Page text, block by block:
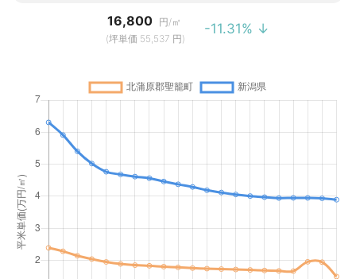
16,800 円/㎡
(坪単価 55,537 円)
-11.31% ↓